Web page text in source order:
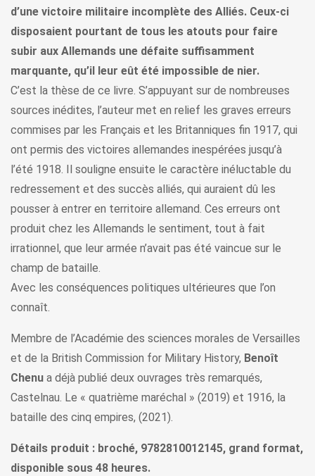
d’une victoire militaire incomplète des Alliés. Ceux-ci
disposaient pourtant de tous les atouts pour faire
subir aux Allemands une défaite suffisamment
marquante, qu’il leur eût été impossible de nier.
C’est la thèse de ce livre. S’appuyant sur de nombreuses
sources inédites, l’auteur met en relief les graves erreurs
commises par les Français et les Britanniques fin 1917, qui
ont permis des victoires allemandes inespérées jusqu’à
l’été 1918. Il souligne ensuite le caractère inéluctable du
redressement et des succès alliés, qui auraient dû les
pousser à entrer en territoire allemand. Ces erreurs ont
produit chez les Allemands le sentiment, tout à fait
irrationnel, que leur armée n’avait pas été vaincue sur le
champ de bataille.
Avec les conséquences politiques ultérieures que l’on
connaît.
Membre de l’Académie des sciences morales de Versailles
et de la British Commission for Military History, Benoît
Chenu a déjà publié deux ouvrages très remarqués,
Castelnau. Le « quatrième maréchal » (2019) et 1916, la
bataille des cinq empires, (2021).
Détails produit : broché, 9782810012145, grand format,
disponible sous 48 heures.